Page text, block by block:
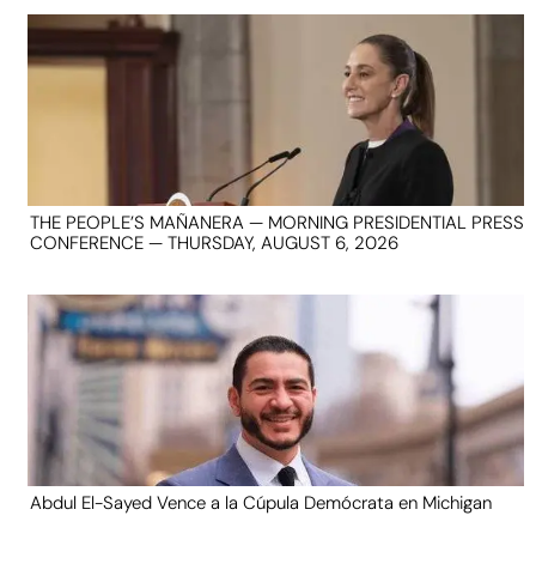
THE PEOPLE’S MAÑANERA — MORNING PRESIDENTIAL PRESS
CONFERENCE — THURSDAY, AUGUST 6, 2026
Abdul El-Sayed Vence a la Cúpula Demócrata en Michigan